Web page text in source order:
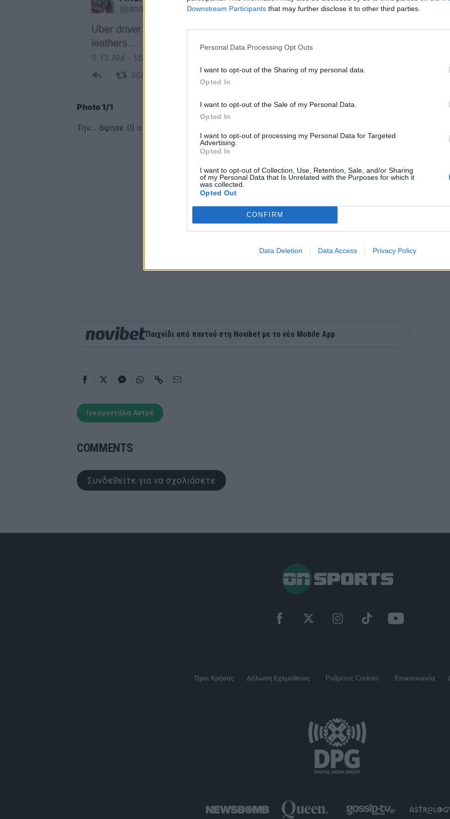
Downstream Participants that may further disclose it to other third parties.
Personal Data Processing Opt Outs
I want to opt-out of the Sharing of my personal data.
Opted In
I want to opt-out of the Sale of my Personal Data.
Opted In
I want to opt-out of processing my Personal Data for Targeted
Advertising.
Opted In
I want to opt-out of Collection, Use, Retention, Sale, and/or Sharing
of my Personal Data that Is Unrelated with the Purposes for which it
was collected.
Opted Out
CONFIRM
Data Deletion Data Access Privacy Policy
Photo 1/1
Την… άφησε (!) ο Ιγκουοντάλα (photo)
Παιχνίδι από παντού στη Novibet με το νέο Mobile App
Ιγκουοντάλα Αντρέ
COMMENTS
Συνδεθείτε για να σχολιάσετε
Όροι Χρήσης Δήλωση Εχεμύθειας Ρυθμίσεις Cookies Επικοινωνία